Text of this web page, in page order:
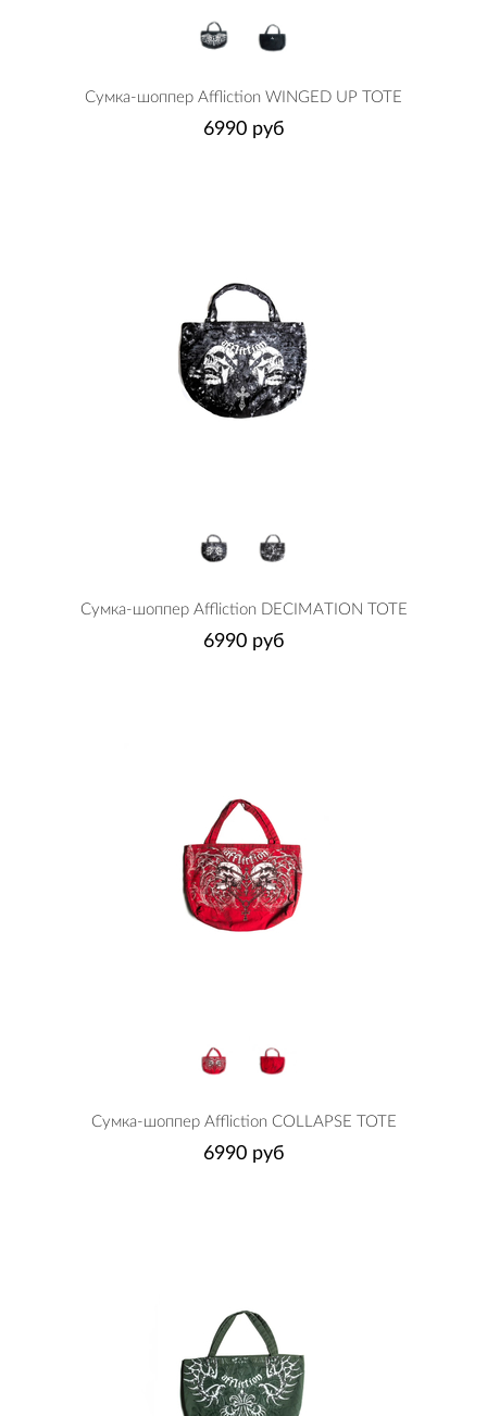
Сумка-шоппер Affliction WINGED UP TOTE
6990 руб
Сумка-шоппер Affliction DECIMATION TOTE
6990 руб
Сумка-шоппер Affliction COLLAPSE TOTE
6990 руб